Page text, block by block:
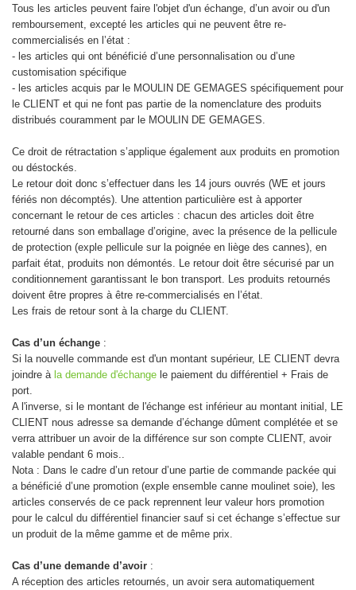
Tous les articles peuvent faire l'objet d'un échange, d’un avoir ou d'un
remboursement, excepté les articles qui ne peuvent être re-
commercialisés en l’état :
- les articles qui ont bénéficié d’une personnalisation ou d’une
customisation spécifique
- les articles acquis par le MOULIN DE GEMAGES spécifiquement pour
le CLIENT et qui ne font pas partie de la nomenclature des produits
distribués couramment par le MOULIN DE GEMAGES.
Ce droit de rétractation s’applique également aux produits en promotion
ou déstockés.
Le retour doit donc s’effectuer dans les 14 jours ouvrés (WE et jours
fériés non décomptés). Une attention particulière est à apporter
concernant le retour de ces articles : chacun des articles doit être
retourné dans son emballage d’origine, avec la présence de la pellicule
de protection (exple pellicule sur la poignée en liège des cannes), en
parfait état, produits non démontés. Le retour doit être sécurisé par un
conditionnement garantissant le bon transport. Les produits retournés
doivent être propres à être re-commercialisés en l’état.
Les frais de retour sont à la charge du CLIENT.
Cas d’un échange :
Si la nouvelle commande est d'un montant supérieur, LE CLIENT devra
joindre à la demande d'échange le paiement du différentiel + Frais de
port.
A l'inverse, si le montant de l'échange est inférieur au montant initial, LE
CLIENT nous adresse sa demande d’échange dûment complétée et se
verra attribuer un avoir de la différence sur son compte CLIENT, avoir
valable pendant 6 mois..
Nota : Dans le cadre d’un retour d’une partie de commande packée qui
a bénéficié d’une promotion (exple ensemble canne moulinet soie), les
articles conservés de ce pack reprennent leur valeur hors promotion
pour le calcul du différentiel financier sauf si cet échange s’effectue sur
un produit de la même gamme et de même prix.
Cas d’une demande d’avoir :
A réception des articles retournés, un avoir sera automatiquement